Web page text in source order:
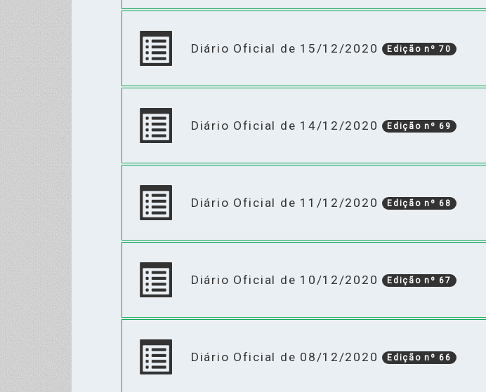
Diário Oficial de 15/12/2020 Edição nº 70
Diário Oficial de 14/12/2020 Edição nº 69
Diário Oficial de 11/12/2020 Edição nº 68
Diário Oficial de 10/12/2020 Edição nº 67
Diário Oficial de 08/12/2020 Edição nº 66